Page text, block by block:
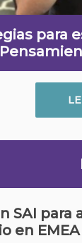
para
SAI para
en EMEA